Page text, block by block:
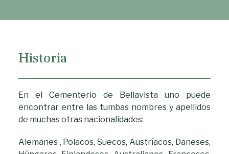
Historia
En el Cementerio de Bellavista uno puede
encontrar entre las tumbas nombres y apellidos
de muchas otras nacionalidades:
Alemanes , Polacos, Suecos, Austríacos, Daneses,